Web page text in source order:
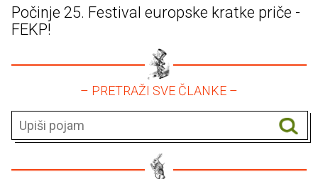
Počinje 25. Festival europske kratke priče -
FEKP!
– PRETRAŽI SVE ČLANKE –